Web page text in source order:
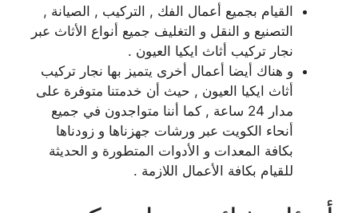
القيام بجميع أعمال الفك , التركيب , الصيانة ,
التصنيع و النقل و التغليف جميع أنواع الأثاث عبر
نجار تركيب أثاث ايكيا العيون .
و هناك أيضا أعمال أخرى يتميز بها نجار تركيب
أثاث ايكيا العيون , حيث أن خدمتنا متوفرة على
مدار 24 ساعة , كما أننا متواجدون في جميع
أنحاء الكويت عبر ورشات جهزناها و زودناها
بكافة المعدات و الأدوات المتطورة و الحديثة
للقيام بكافة الأعمال اللازمة .